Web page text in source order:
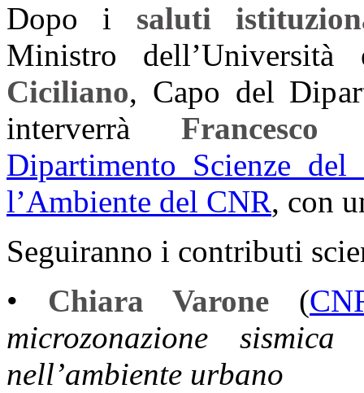
Dopo i saluti
Ministro
Ciciliano, Capo del
interverràFrancesco
Dipartimento Scienze
l’Ambiente del CNR, con
Seguiranno i contributi
• Chiara Varone (
microzonazione
nell’ambiente urbano